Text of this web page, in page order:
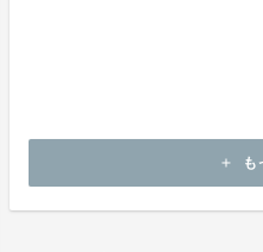
add も